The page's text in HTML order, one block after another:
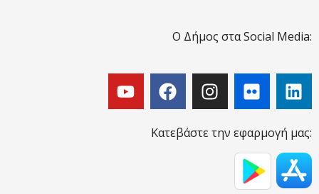
Ο Δήμος στα Social Media:
Κατεβάστε την εφαρμογή μας: